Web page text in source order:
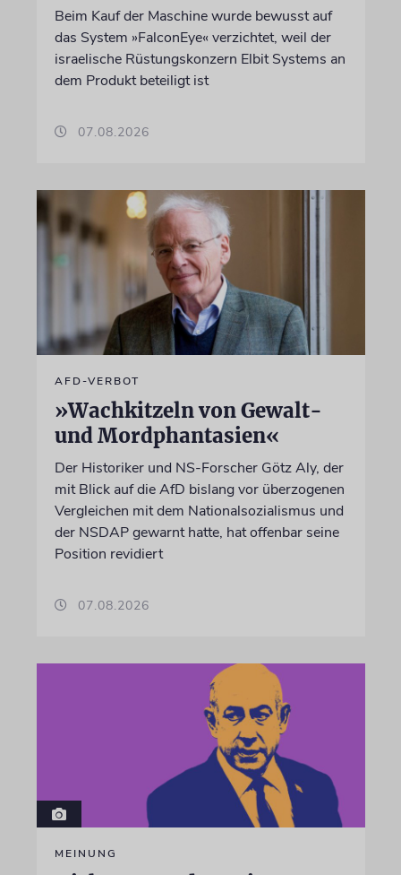
Beim Kauf der Maschine wurde bewusst auf
das System »FalconEye« verzichtet, weil der
israelische Rüstungskonzern Elbit Systems an
dem Produkt beteiligt ist
07.08.2026
AFD-VERBOT
»Wachkitzeln von Gewalt-
und Mordphantasien«
Der Historiker und NS-Forscher Götz Aly, der
mit Blick auf die AfD bislang vor überzogenen
Vergleichen mit dem Nationalsozialismus und
der NSDAP gewarnt hatte, hat offenbar seine
Position revidiert
07.08.2026
MEINUNG